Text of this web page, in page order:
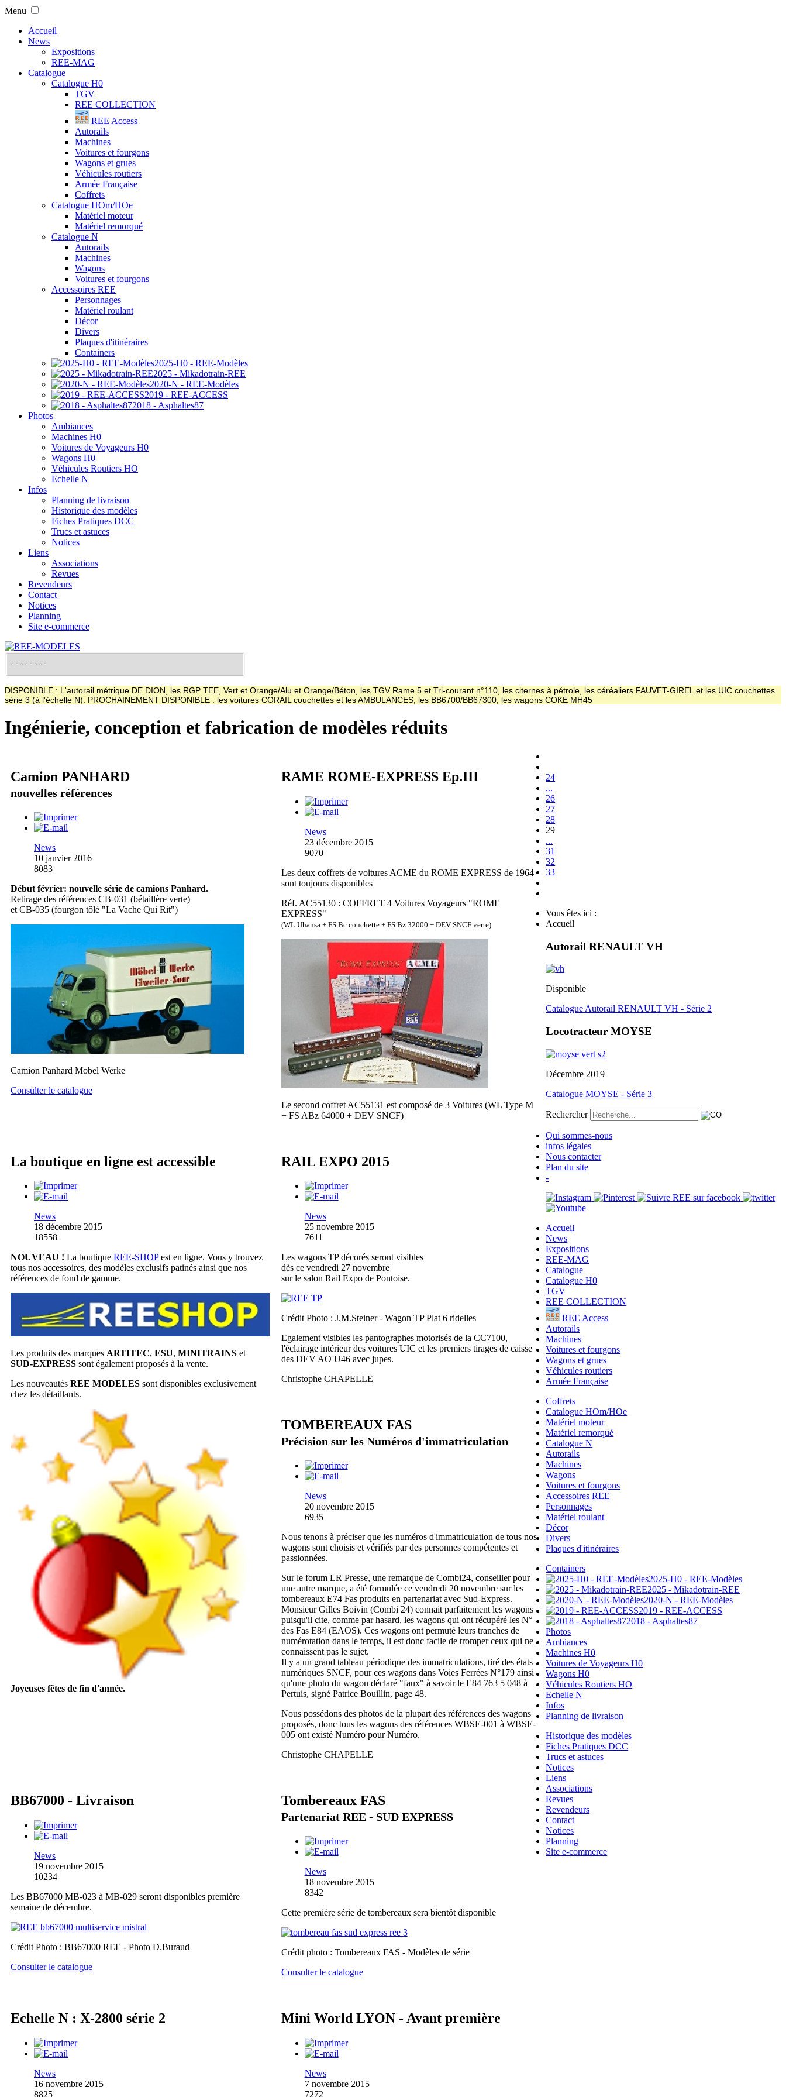
Menu
Accueil
News
Expositions
REE-MAG
Catalogue
Catalogue H0
TGV
REE COLLECTION
REE Access
Autorails
Machines
Voitures et fourgons
Wagons et grues
Véhicules routiers
Armée Française
Coffrets
Catalogue HOm/HOe
Matériel moteur
Matériel remorqué
Catalogue N
Autorails
Machines
Wagons
Voitures et fourgons
Accessoires REE
Personnages
Matériel roulant
Décor
Divers
Plaques d'itinéraires
Containers
2025-H0 - REE-Modèles
2025 - Mikadotrain-REE
2020-N - REE-Modèles
2019 - REE-ACCESS
2018 - Asphaltes87
Photos
Ambiances
Machines H0
Voitures de Voyageurs H0
Wagons H0
Véhicules Routiers HO
Echelle N
Infos
Planning de livraison
Historique des modèles
Fiches Pratiques DCC
Trucs et astuces
Notices
Liens
Associations
Revues
Revendeurs
Contact
Notices
Planning
Site e-commerce
DISPONIBLE : L'autorail métrique DE DION, les RGP TEE, Vert et Orange/Alu et Orange/Béton, les TGV Rame 5 et Tri-courant n°110, les citernes à pétrole, les céréaliers FAUVET-GIREL et les UIC couchettes
série 3 (à l'échelle N). PROCHAINEMENT DISPONIBLE : les voitures CORAIL couchettes et les AMBULANCES, les BB6700/BB67300, les wagons COKE MH45
Ingénierie, conception et fabrication de modèles réduits
Camion PANHARD
nouvelles références
News
10 janvier 2016
8083
Début février: nouvelle série de camions Panhard.
Retirage des références CB-031 (bétaillère verte)
et CB-035 (fourgon tôlé "La Vache Qui Rit")
Camion Panhard Mobel Werke
Consulter le catalogue
RAME ROME-EXPRESS Ep.III
News
23 décembre 2015
9070
Les deux coffrets de voitures ACME du ROME EXPRESS de 1964
sont toujours disponibles
Réf. AC55130 : COFFRET 4 Voitures Voyageurs "ROME
EXPRESS"
(WL Uhansa + FS Bc couchette + FS Bz 32000 + DEV SNCF verte)
Le second coffret AC55131 est composé de 3 Voitures (WL Type M
+ FS ABz 64000 + DEV SNCF)
La boutique en ligne est accessible
News
18 décembre 2015
18558
NOUVEAU ! La boutique REE-SHOPest en ligne. Vous y trouvez
tous nos accessoires, des modèles exclusifs patinés ainsi que nos
références de fond de gamme.
Les produits des marques ARTITEC, ESU, MINITRAINS et
SUD-EXPRESS sont également proposés à la vente.
Les nouveautés REE MODELES sont disponibles exclusivement
chez les détaillants.
Joyeuses fêtes de fin d'année.
RAIL EXPO 2015
News
25 novembre 2015
7611
Les wagons TP décorés seront visibles
dès ce vendredi 27 novembre
sur le salon Rail Expo de Pontoise.
Crédit Photo : J.M.Steiner - Wagon TP Plat 6 ridelles
Egalement visibles les pantographes motorisés de la CC7100,
l'éclairage intérieur des voitures UIC et les premiers tirages de caisse
des DEV AO U46 avec jupes.
Christophe CHAPELLE
TOMBEREAUX FAS
Précision sur les Numéros d'immatriculation
News
20 novembre 2015
6935
Nous tenons à préciser que les numéros d'immatriculation de tous nos
wagons sont choisis et vérifiés par des personnes compétentes et
passionnées.
Sur le forum LR Presse, une remarque de Combi24, conseiller pour
une autre marque, a été formulée ce vendredi 20 novembre sur les
tombereaux E74 Fas produits en partenariat avec Sud-Express.
Monsieur Gilles Boivin (Combi 24) connait parfaitement les wagons
puisqu'il cite, comme par hasard, les wagons qui ont récupéré les N°
des Fas E84 (EAOS). Ces wagons ont permuté leurs tranches de
numérotation dans le temps, il est donc facile de tromper ceux qui ne
connaissent pas le sujet.
Il y a un grand tableau périodique des immatriculations, tiré des états
numériques SNCF, pour ces wagons dans Voies Ferrées N°179 ainsi
qu'une photo du wagon déclaré "faux" à savoir le E84 763 5 048 à
Pertuis, signé Patrice Bouillin, page 48.
Nous possédons des photos de la plupart des références des wagons
proposés, donc tous les wagons des références WBSE-001 à WBSE-
005 ont existé Numéro pour Numéro.
Christophe CHAPELLE
BB67000 - Livraison
News
19 novembre 2015
10234
Les BB67000 MB-023 à MB-029 seront disponibles première
semaine de décembre.
Crédit Photo : BB67000 REE - Photo D.Buraud
Consulter le catalogue
Tombereaux FAS
Partenariat REE - SUD EXPRESS
News
18 novembre 2015
8342
Cette première série de tombereaux sera bientôt disponible
Crédit photo : Tombereaux FAS - Modèles de série
Consulter le catalogue
Echelle N : X-2800 série 2
News
16 novembre 2015
8825
Mini World LYON - Avant première
News
7 novembre 2015
7272
24
...
26
27
28
29
...
31
32
33
Vous êtes ici :
Accueil
Autorail RENAULT VH
Disponible
Catalogue Autorail RENAULT VH - Série 2
Locotracteur MOYSE
Décembre 2019
Catalogue MOYSE - Série 3
Rechercher
Qui sommes-nous
infos légales
Nous contacter
Plan du site
-
Accueil
News
Expositions
REE-MAG
Catalogue
Catalogue H0
TGV
REE COLLECTION
REE Access
Autorails
Machines
Voitures et fourgons
Wagons et grues
Véhicules routiers
Armée Française
Coffrets
Catalogue HOm/HOe
Matériel moteur
Matériel remorqué
Catalogue N
Autorails
Machines
Wagons
Voitures et fourgons
Accessoires REE
Personnages
Matériel roulant
Décor
Divers
Plaques d'itinéraires
Containers
2025-H0 - REE-Modèles
2025 - Mikadotrain-REE
2020-N - REE-Modèles
2019 - REE-ACCESS
2018 - Asphaltes87
Photos
Ambiances
Machines H0
Voitures de Voyageurs H0
Wagons H0
Véhicules Routiers HO
Echelle N
Infos
Planning de livraison
Historique des modèles
Fiches Pratiques DCC
Trucs et astuces
Notices
Liens
Associations
Revues
Revendeurs
Contact
Notices
Planning
Site e-commerce